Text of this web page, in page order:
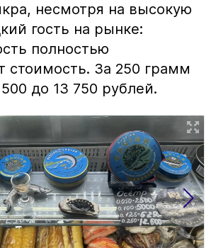
несмотря на высокую
гость на рынке:
полностью
стоимость. За 250 грамм
500 до 13 750 рублей.